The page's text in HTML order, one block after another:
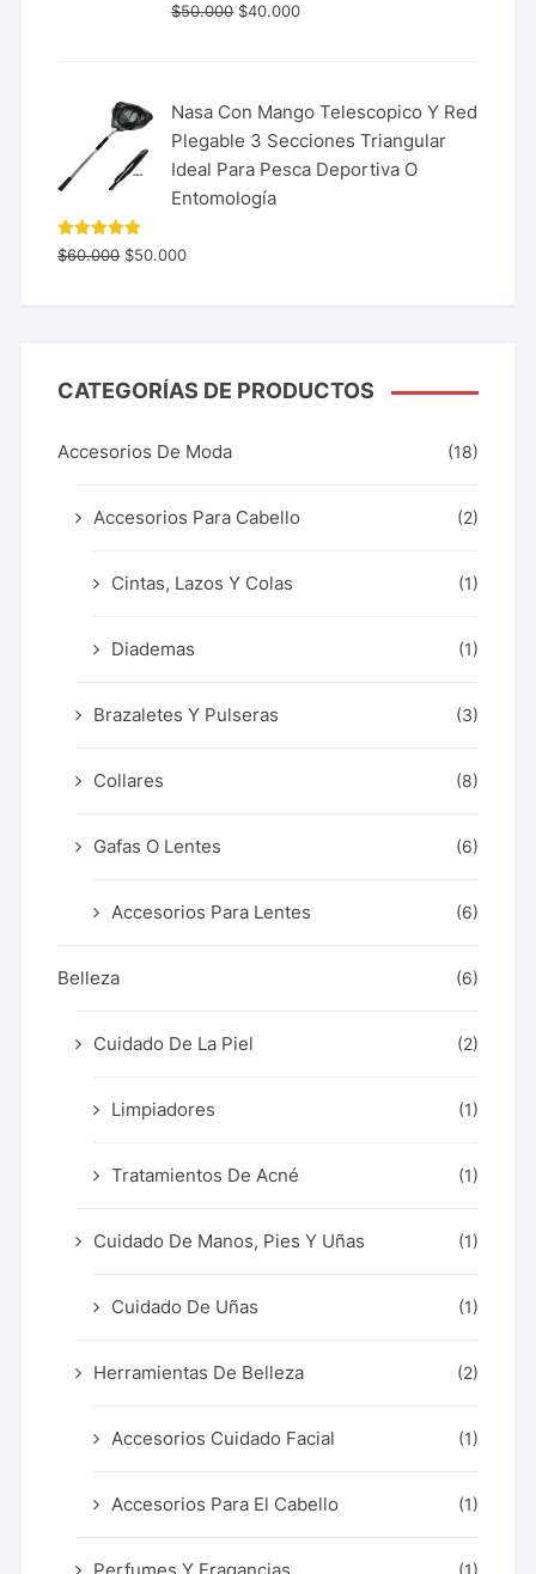
$50.000 $40.000
Nasa Con Mango Telescopico Y Red
Plegable 3 Secciones Triangular
Ideal Para Pesca Deportiva O
Entomología
Valorado
con 5.00
$60.000 $50.000
CATEGORÍAS DE PRODUCTOS
Accesorios De Moda (18)
Accesorios Para Cabello (2)
Cintas, Lazos Y Colas (1)
Diademas (1)
Brazaletes Y Pulseras (3)
Collares (8)
Gafas O Lentes (6)
Accesorios Para Lentes (6)
Belleza (6)
Cuidado De La Piel (2)
Limpiadores (1)
Tratamientos De Acné (1)
Cuidado De Manos, Pies Y Uñas (1)
Cuidado De Uñas (1)
Herramientas De Belleza (2)
Accesorios Cuidado Facial (1)
Accesorios Para El Cabello (1)